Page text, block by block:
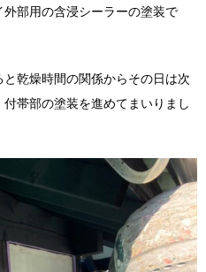
部用の含浸シーラーの塗装で
乾燥時間の関係からその日は次
帯部の塗装を進めてまいりまし